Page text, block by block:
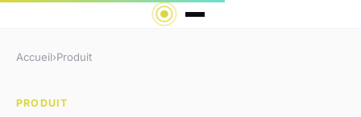
Accueil›Produit
PRODUIT